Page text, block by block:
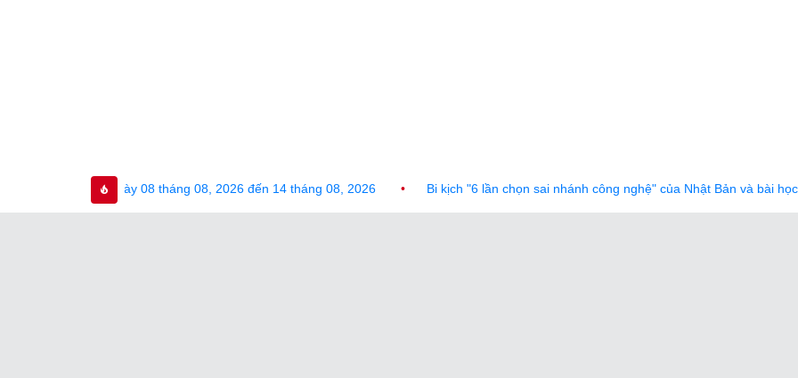
08 tháng 08, 2026 đến 14 tháng 08, 2026 • Bi kịch "6 lần chọn sai nhánh công nghệ" của Nhật Bản và bài học đắt giá •